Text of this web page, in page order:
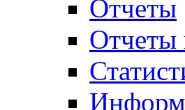
Отчеты